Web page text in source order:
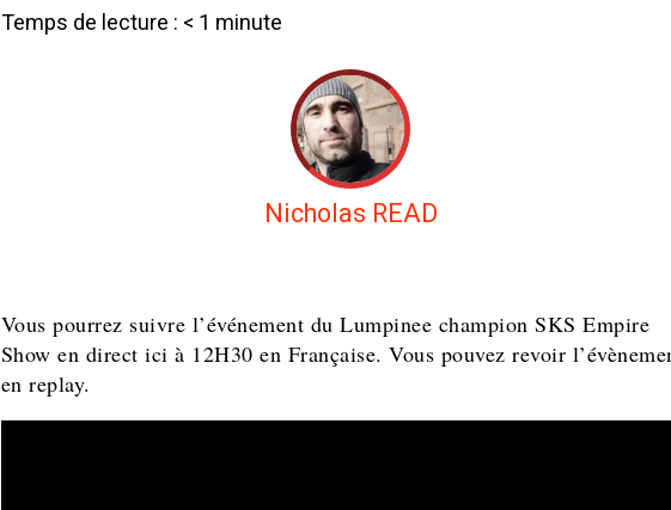
Temps de lecture : < 1 minute
Nicholas READ
Vous pourrez suivre l’événement du Lumpinee champion SKS Empire
Show en direct ici à 12H30 en Française. Vous pouvez revoir
en replay.